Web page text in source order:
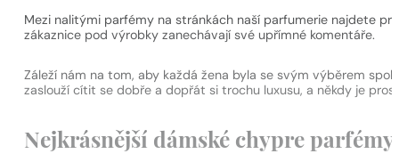
Mezi nalitými parfémy na stránkách naší parfumerie najdete
zákaznice pod výrobky zanechávají své upřímné komentáře.
Záleží nám na tom, aby každá žena byla se svým výběrem
zaslouží cítit se dobře a dopřát si trochu luxusu, a někdy je
Nejkrásnější dámské chypre parfémy